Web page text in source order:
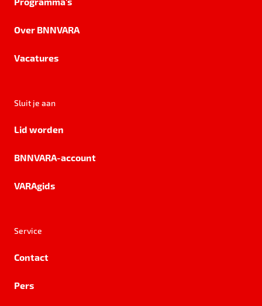
Over BNNVARA
Vacatures
Sluit je aan
Lid worden
BNNVARA-account
VARAgids
Service
Contact
Pers